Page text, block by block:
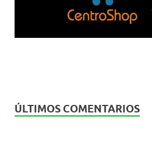
ÚLTIMOS COMENTARIOS